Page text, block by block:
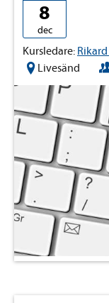
8
dec
Kursledare:
Livesänd